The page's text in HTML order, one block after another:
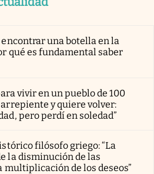
una botella en la
qué es fundamental saber
vivir en un pueblo de 100
y quiere volver:
pero perdí en soledad”
filósofo griego: “La
la disminución de las
multiplicación de los deseos”